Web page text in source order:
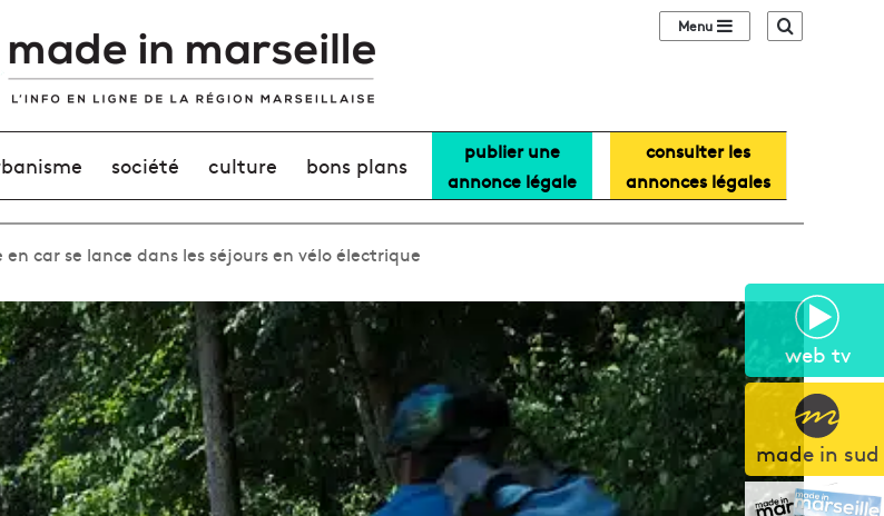
web tv
made in sud
Sidebar (barre
société culture bons plans
publier une
annonce légale
consulter les
annonces légales
car se lance dans les séjours en vélo électrique